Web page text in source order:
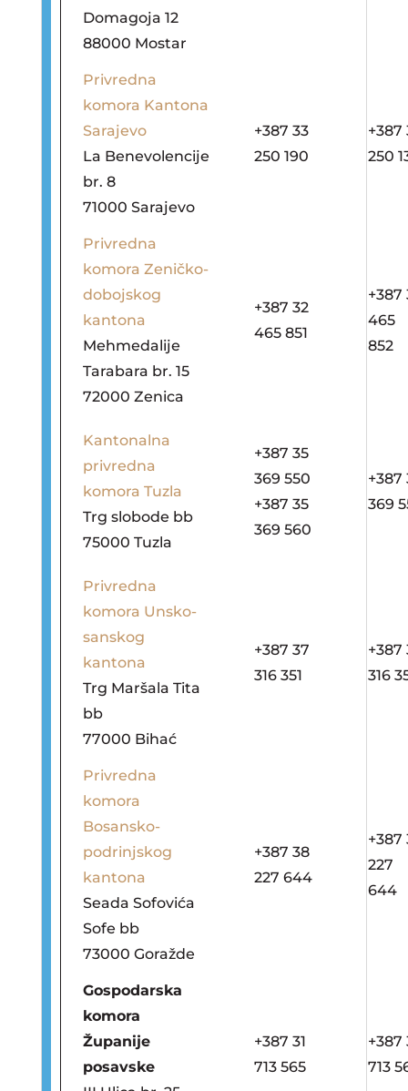
Domagoja 12
88000 Mostar
Privredna
komora Kantona
Sarajevo
La Benevolencije
br. 8
71000 Sarajevo
+387 33
250 190
+387
250
Privredna
komora Zeničko-
dobojskog
kantona
Mehmedalije
Tarabara br. 15
72000 Zenica
+387 32
465 851
+387
465
852
Kantonalna
privredna
komora Tuzla
Trg slobode bb
75000 Tuzla
+387 35
369 550
+387 35
369 560
+387
369
Privredna
komora Unsko-
sanskog
kantona
Trg Maršala Tita
bb
77000 Bihać
+387 37
316 351
+387
316
Privredna
komora
Bosansko-
podrinjskog
kantona
Seada Sofovića
Sofe bb
73000 Goražde
+387 38
227 644
+387
227
644
Gospodarska
komora
Županije
posavske
+387 31
713 565
+387
713